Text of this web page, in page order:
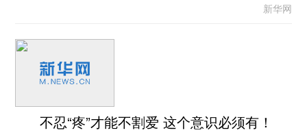
新华网
不忍“疼”才能不割爱 这个意识必须有！